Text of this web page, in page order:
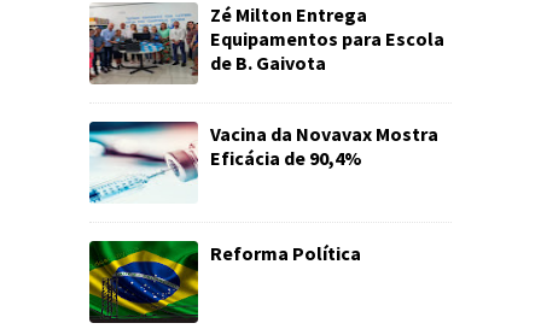
Zé Milton Entrega
Equipamentos para Escola
de B. Gaivota
Vacina da Novavax Mostra
Eficácia de 90,4%
Reforma Política